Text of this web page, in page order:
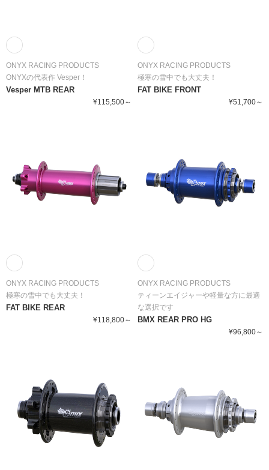
ONYX RACING PRODUCTS
ONYXの代表作 Vesper！
Vesper MTB REAR
¥115,500～
ONYX RACING PRODUCTS
極寒の雪中でも大丈夫！
FAT BIKE FRONT
¥51,700～
ONYX RACING PRODUCTS
極寒の雪中でも大丈夫！
FAT BIKE REAR
¥118,800～
ONYX RACING PRODUCTS
ティーンエイジャーや軽量な方に最適
な選択です
BMX REAR PRO HG
¥96,800～